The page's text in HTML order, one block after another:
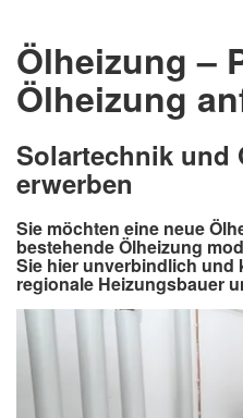
Ölheizung –
Ölheizung
Solartechnik und
erwerben
Sie möchten eine neue
bestehende Ölheizung
Sie hier unverbindlich und
regionale Heizungsbauer